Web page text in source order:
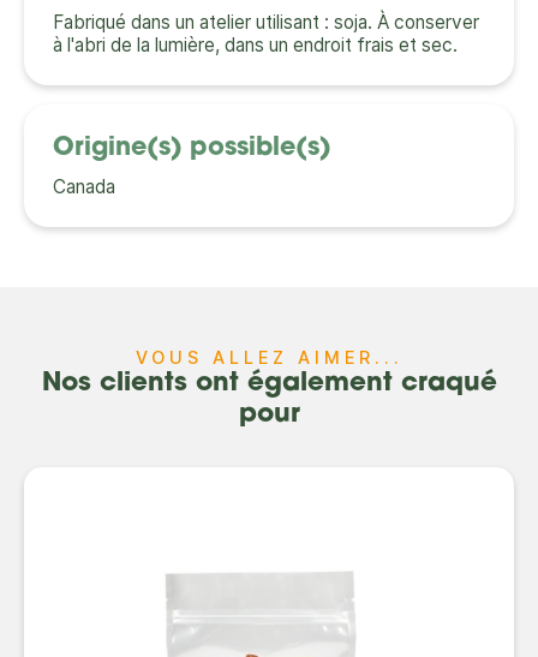
Fabriqué dans un atelier utilisant : soja. À conserver
à l'abri de la lumière, dans un endroit frais et sec.
Origine(s) possible(s)
Canada
VOUS ALLEZ AIMER...
Nos clients ont également craqué
pour